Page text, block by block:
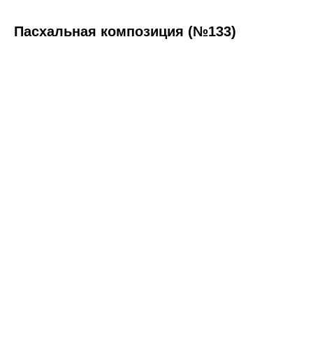
Пасхальная композиция (№133)